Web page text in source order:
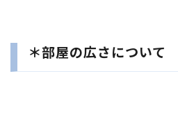
＊部屋の広さについて